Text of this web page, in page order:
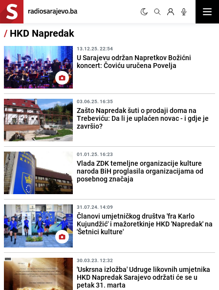
/ HKD Napredak
13.12.25. 22:54
U Sarajevu održan Napretkov Božićni
koncert: Čoviću uručena Povelja
03.06.25. 16:35
Zašto Napredak šuti o prodaji doma na
Trebeviću: Da li je uplaćen novac - i gdje je
završio?
01.01.25. 16:23
Vlada ZDK temeljne organizacije kulture
naroda BiH proglasila organizacijama od
posebnog značaja
31.07.24. 14:09
Članovi umjetničkog društva 'fra Karlo
Kujundžić' i mažoretkinje HKD 'Napredak' na
'Šetnici kulture'
30.03.23. 12:32
'Uskrsna izložba' Udruge likovnih umjetnika
HKD Napredak Sarajevo održati će se u
petak 31. marta